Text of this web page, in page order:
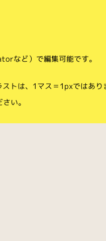
など）で編集可能です。
トは、1マス＝1pxではあり
い。